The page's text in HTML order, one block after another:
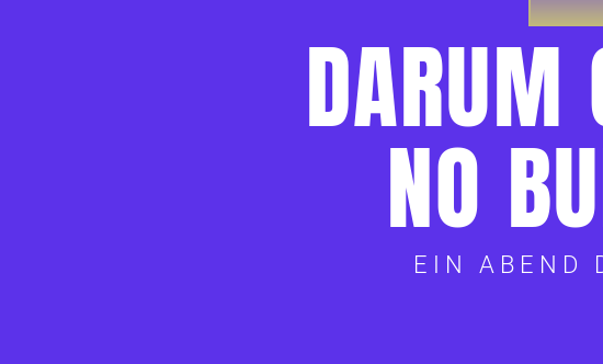
DARUM
NO
EIN ABEND